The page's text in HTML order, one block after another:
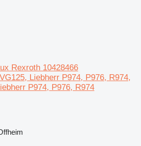
Rexroth 10428466
Liebherr P974, P976, R974,
P974, P976, R974